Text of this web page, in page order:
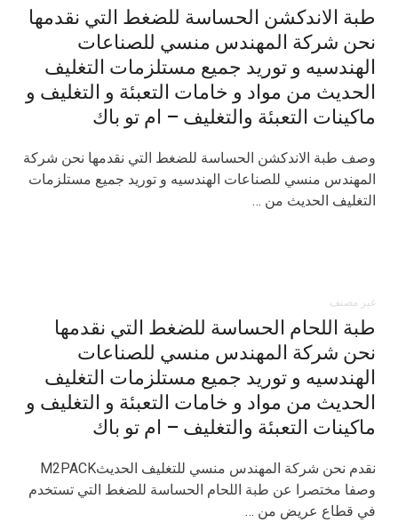
طبة الاندكشن الحساسة للضغط التي نقدمها
نحن شركة المهندس منسي للصناعات
الهندسيه و توريد جميع مستلزمات التغليف
الحديث من مواد و خامات التعبئة و التغليف و
ماكينات التعبئة والتغليف – ام تو باك
وصف طبة الاندكشن الحساسة للضغط التي نقدمها نحن شركة
المهندس منسي للصناعات الهندسيه و توريد جميع مستلزمات
التغليف الحديث من …
غير مصنف
طبة اللحام الحساسة للضغط التي نقدمها
نحن شركة المهندس منسي للصناعات
الهندسيه و توريد جميع مستلزمات التغليف
الحديث من مواد و خامات التعبئة و التغليف و
ماكينات التعبئة والتغليف – ام تو باك
نقدم نحن شركة المهندس منسي للتغليف الحديثM2PACK
وصفا مختصرا عن طبة اللحام الحساسة للضغط التي تستخدم
في قطاع عريض من …